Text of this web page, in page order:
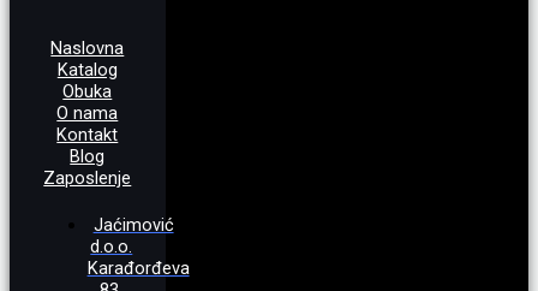
Naslovna
Katalog
Obuka
O nama
Kontakt
Blog
Zaposlenje
Jaćimović
d.o.o.
Karađorđeva